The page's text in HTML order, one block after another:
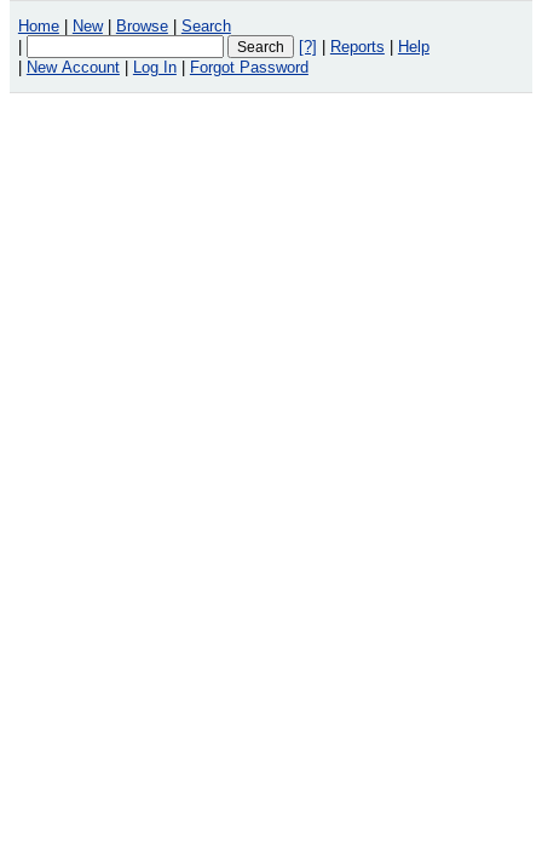
Home New Browse
Search
[?] Reports
Help
New Account Log In Forgot Password